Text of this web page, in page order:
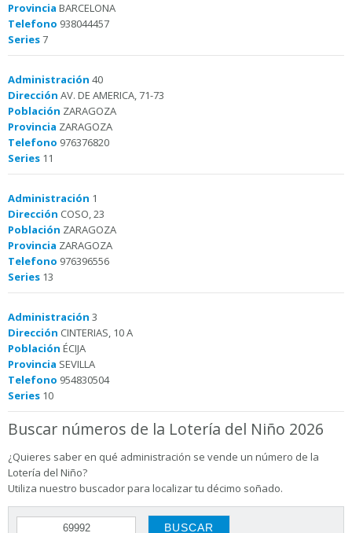
Provincia BARCELONA
Telefono 938044457
Series7
Administración 40
Dirección AV. DE AMERICA, 71-73
Población ZARAGOZA
Provincia ZARAGOZA
Telefono 976376820
Series 11
Administración 1
Dirección COSO, 23
Población ZARAGOZA
Provincia ZARAGOZA
Telefono 976396556
Series 13
Administración 3
Dirección CINTERIAS, 10 A
Población ÉCIJA
Provincia SEVILLA
Telefono 954830504
Series 10
Buscar números de la Lotería del Niño 2026
¿Quieres saber en qué administración se vende un número de la
Lotería del Niño?
Utiliza nuestro buscador para localizar tu décimo soñado.